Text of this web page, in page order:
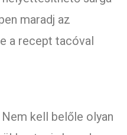
maradj az
a recept tacóval
kell belőle olyan